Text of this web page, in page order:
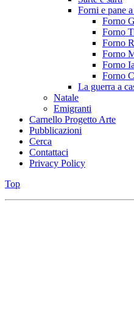
Forni e pane
Forno
Forno
Forno
Forno
Forno
Forno
La guerra a
Natale
Emigranti
Carnello Progetto Arte
Pubblicazioni
Cerca
Contattaci
Privacy Policy
Top